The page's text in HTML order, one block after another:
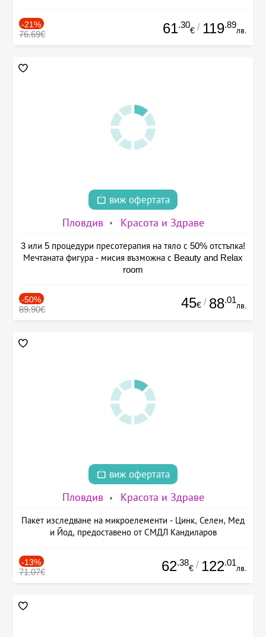
-21%
76.69€ 61.30
€ / 119.89
лв.
виж офертата
Пловдив Красота и Здраве
3 или 5 процедури пресотерапия на тяло с 50% отстъпка!
Мечтаната фигура - мисия възможна с Beauty and Relax
room
-50%
89.90€ 45€ / 88.01
лв.
виж офертата
Пловдив Красота и Здраве
Пакет изследване на микроелементи - Цинк, Селен, Мед
и Йод, предоставено от СМДЛ Кандиларов
-13%
71.07€ 62.38
€ / 122.01
лв.